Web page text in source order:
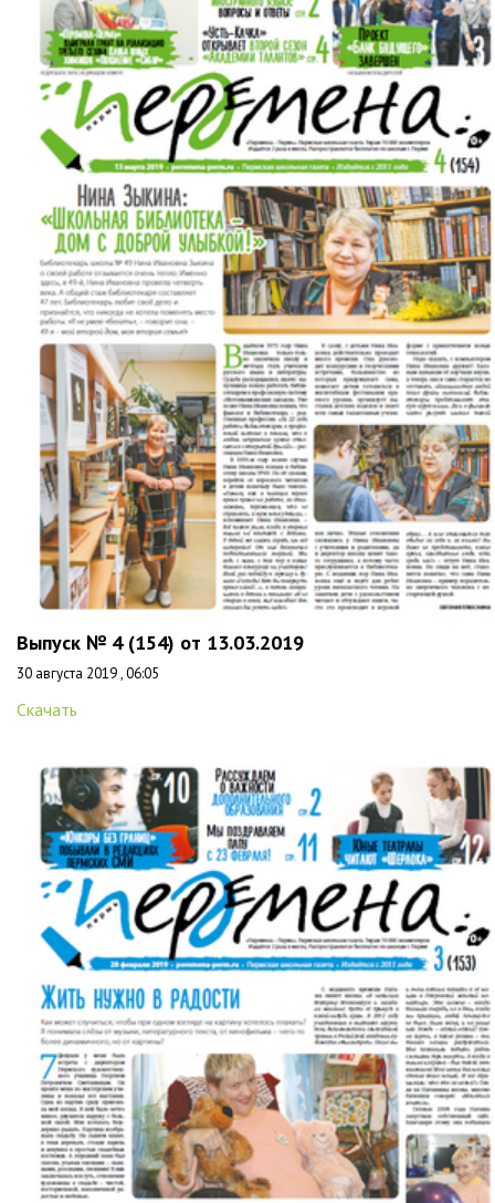
Выпуск № 4 (154) от 13.03.2019
30 августа 2019 , 06:05
Скачать